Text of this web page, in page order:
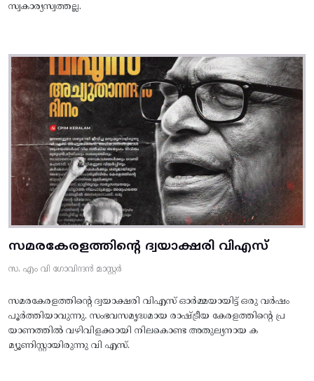
സ്വകാര്യസ്വത്തല്ല.
സമരകേരളത്തിൻ്റെ ദ്വയാക്ഷരി വിഎസ്
സ. എം വി ഗോവിന്ദൻ മാസ്റ്റർ
സമരകേരളത്തിൻ്റെ ദ്വയാക്ഷരി വിഎസ് ഓർമ്മയായിട്ട് ഒരു വർഷം
പൂർത്തിയാവുന്നു. സംഭവസമൃദ്ധമായ രാഷ്ട്രീയ കേരളത്തിന്റെ പ്ര
യാണത്തിൽ വഴിവിളക്കായി നിലകൊണ്ട അതുല്യനായ ക
മ്യൂണിസ്റ്റായിരുന്നു വി എസ്.